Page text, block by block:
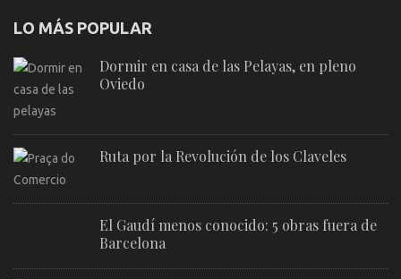
LO MÁS POPULAR
Dormir en casa de las Pelayas, en pleno
Oviedo
Ruta por la Revolución de los Claveles
El Gaudí menos conocido: 5 obras fuera de
Barcelona